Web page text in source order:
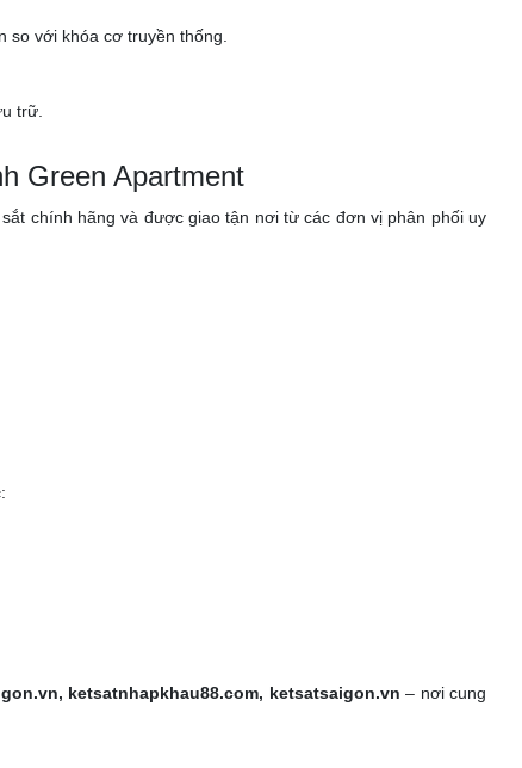
so với khóa cơ truyền thống.
trữ.
Green Apartment
chính hãng và được giao tận nơi từ các đơn vị phân phối uy
ketsatnhapkhau88.com, ketsatsaigon.vn – nơi cung